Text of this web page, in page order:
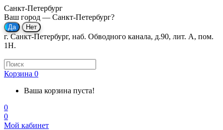
Санкт-Петербург
Ваш город — Санкт-Петербург?
г. Санкт-Петербург, наб. Обводного канала, д.90, лит. А, пом.
1Н.
Корзина 0
Ваша корзина пуста!
0
0
Мой кабинет